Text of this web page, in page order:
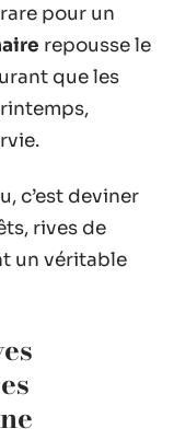
pour un
repousse le
que les
c’est deviner
rives de
un véritable